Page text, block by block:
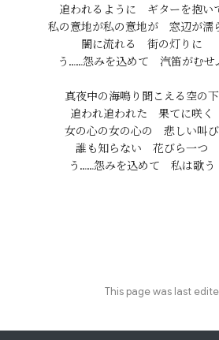
追われるように　ギターを抱い
私の意地が私の意地が　窓辺が濡
闇に流れる　街の灯りに
真夜中の海鳴り聞こえる空の下
追われ追われた　果てに咲く
女の心の女の心の　悲しい叫び
誰も知らない　花びら一つ
This page was last